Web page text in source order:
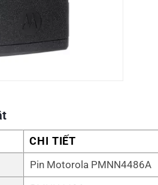
CHI TIẾT
Pin Motorola PMNN4486A